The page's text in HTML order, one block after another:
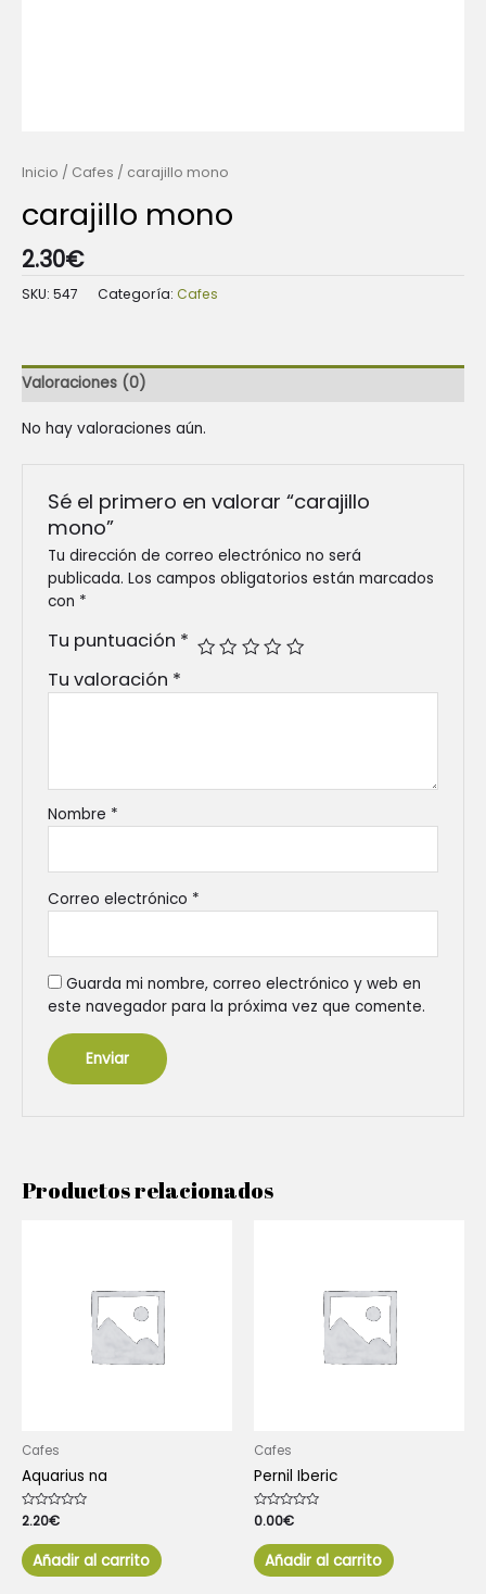
Inicio / Cafes / carajillo mono
carajillo mono
2.30€
SKU: 547 Categoría: Cafes
Valoraciones (0)
No hay valoraciones aún.
Sé el primero en valorar “carajillo
mono”
Tu dirección de correo electrónico no será
publicada. Los campos obligatorios están marcados
con *
Tu puntuación *
Tu valoración *
Nombre *
Correo electrónico *
Guarda mi nombre, correo electrónico y web en
este navegador para la próxima vez que comente.
Productos relacionados
Cafes
Aquarius na
Valorado
con
de
5
2.20€
Añadir al carrito
Cafes
Pernil Iberic
Valorado
con
de
5
0.00€
Añadir al carrito